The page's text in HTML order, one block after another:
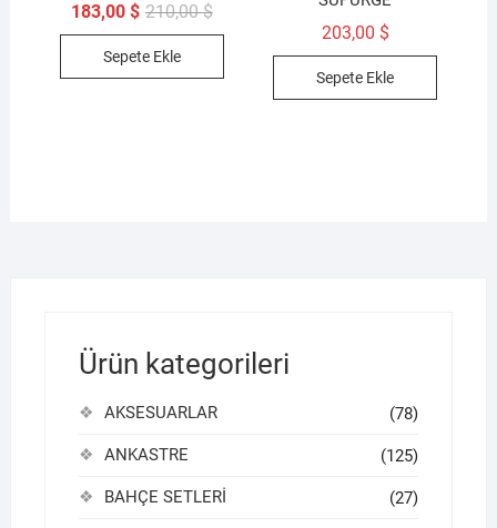
210,00$Orijinal
183,00 $
Şu
183,00 $.
Sepete Ekle
203,00 $
Sepete Ekle
Ürün kategorileri
AKSESUARLAR (78)
ANKASTRE (125)
BAHÇE SETLERİ (27)